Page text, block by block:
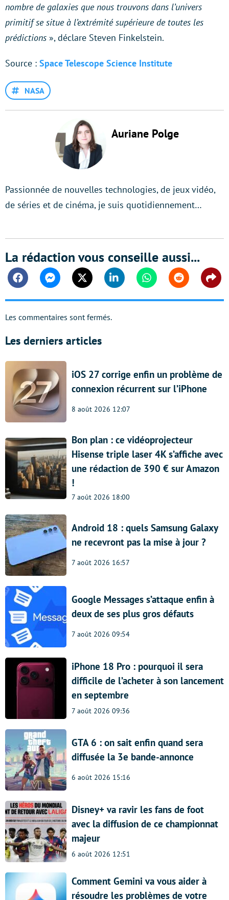
nombre de galaxies que nous trouvons dans l’univers
primitif se situe à l’extrémité supérieure de toutes les
prédictions », déclare Steven Finkelstein.
Source : Space Telescope Science Institute
NASA
Auriane Polge
Passionnée de nouvelles technologies, de jeux vidéo,
de séries et de cinéma, je suis quotidiennement…
La rédaction vous conseille aussi...
FacebookMessengerTwitter Linkedin WhatsappReddit
Les commentaires sont fermés.
Les derniers articles
iOS 27 corrige enfin un problème de
connexion récurrent sur l’iPhone
8 août 2026 12:07
Bon plan : ce vidéoprojecteur
Hisense triple laser 4K s’affiche avec
une rédaction de 390 € sur Amazon
!
7 août 2026 18:00
Android 18 : quels Samsung Galaxy
ne recevront pas la mise à jour ?
7 août 2026 16:57
Google Messages s’attaque enfin à
deux de ses plus gros défauts
7 août 2026 09:54
iPhone 18 Pro : pourquoi il sera
difficile de l’acheter à son lancement
en septembre
7 août 2026 09:36
GTA 6 : on sait enfin quand sera
diffusée la 3e bande-annonce
6 août 2026 15:16
Disney+ va ravir les fans de foot
avec la diffusion de ce championnat
majeur
6 août 2026 12:51
Comment Gemini va vous aider à
résoudre les problèmes de votre